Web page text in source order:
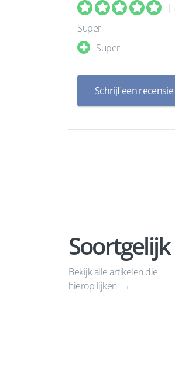
|
Super
Super
Schrijf een recensie
Soortgelijk
Bekijk alle artikelen die
hierop lijken